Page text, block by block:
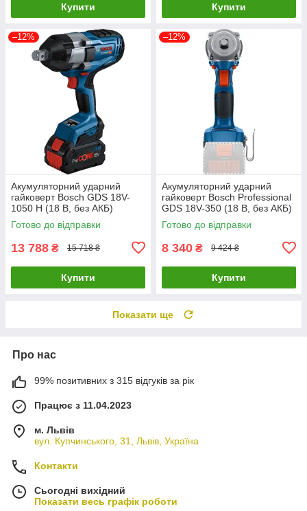
Купити Купити
–12%
Акумуляторний ударний
гайковерт Bosch GDS 18V-
1050 H (18 В, без АКБ)
(06019J8500)
Готово до відправки
13 788 ₴ 15 718 ₴
Купити
–12%
Акумуляторний ударний
гайковерт Bosch Professional
GDS 18V-350 (18 В, без АКБ)
(06019M5020)
Готово до відправки
8 340 ₴ 9 424 ₴
Купити
Показати ще
Про нас
99% позитивних з 315 відгуків за рік
Працює з 11.04.2023
м. Львів
вул. Купчинського, 31, Львів, Україна
Контакти
Сьогодні вихідний
Показати весь графік роботи